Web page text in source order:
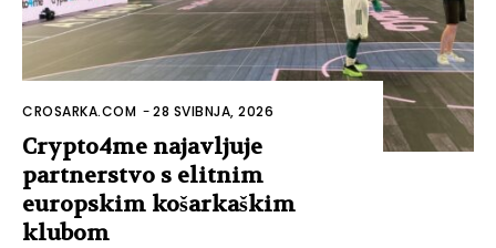
CROSARKA.COM -28 SVIBNJA, 2026
Crypto4me najavljuje
partnerstvo s elitnim
europskim košarkaškim
klubom